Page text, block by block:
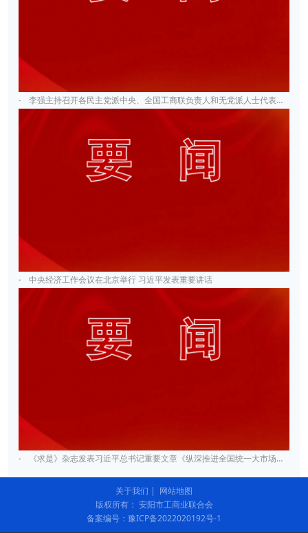
· 李强主持召开各民主党派中央、全国工商联负责人和无党派人士代表座谈会
· 中央经济工作会议在北京举行 习近平发表重要讲话
· 《求是》杂志发表习近平总书记重要文章《纵深推进全国统一大市场建设》
关于我们 | 网站地图
版权所有： 安阳市工商业联合会
备案编号：豫ICP备2022020192号-1